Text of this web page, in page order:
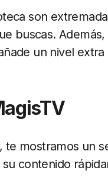
son
buscas. Además,
un nivel extra
mostramos un
contenido